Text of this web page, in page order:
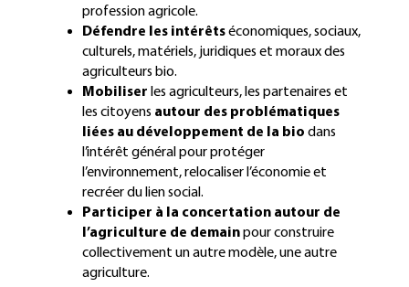
profession agricole.
Défendre les intérêtséconomiques, sociaux,
culturels, matériels, juridiques et moraux des
agriculteurs bio.
Mobiliser les agriculteurs, les partenaires et
les citoyens autour des problématiques
liées au développement de la bio dans
l’intérêt général pour protéger
l’environnement, relocaliser l’économie et
recréer du lien social.
Participer à la concertation autour de
l’agriculture de demainpour construire
collectivement un autre modèle, une autre
agriculture.